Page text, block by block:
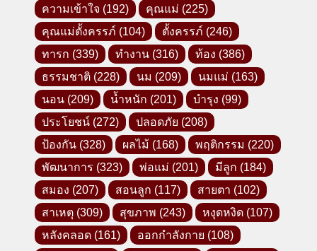
ความเข้าใจ (192) คุณแม่ (225)
คุณแม่ตั้งครรภ์ (104) ตั้งครรภ์ (246)
ทารก (339) ทำงาน (316) ท้อง (386)
ธรรมชาติ (228) นม (209) นมแม่ (163)
นอน (209) น้ำหนัก (201) บำรุง (99)
ประโยชน์ (272) ปลอดภัย (208)
ป้องกัน (328) ผลไม้ (168) พฤติกรรม (220)
พัฒนาการ (323) พ่อแม่ (201) มีลูก (184)
สมอง (207) สอนลูก (117) สายตา (102)
สาเหตุ (309) สุขภาพ (243) หงุดหงิด (107)
หลังคลอด (161) ออกกำลังกาย (108)